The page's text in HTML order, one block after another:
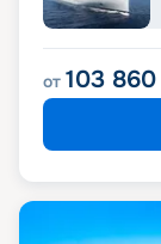
от 103 860